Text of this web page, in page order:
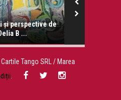
și perspective de
B ...
Tango SRL / Marea